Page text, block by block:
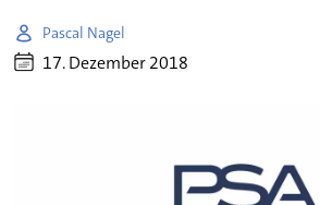
Pascal Nagel
17. Dezember 2018